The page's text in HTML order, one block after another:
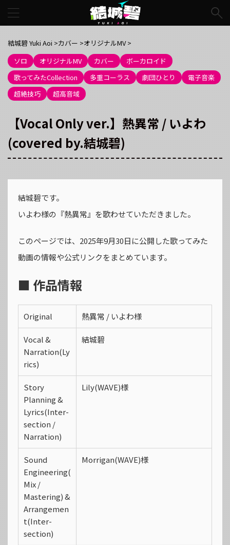
結城碧 Yuki Aoi >カバー >オリジナルMV >
ソロ
オリジナルMV カバー
ボーカロイド
歌ってみたCollection
多重コーラス 劇団ひとり
電子音楽
超絶技巧
超高音域
【Vocal Only ver.】熱異常 / いよわ
(covered by.結城碧)
結城碧です。
いよわ様の『熱異常』を歌わせていただきました。
このページでは、2025年9月30日に公開した歌ってみた
動画の情報や公式リンクをまとめています。
■ 作品情報
Original 熱異常 / いよわ様
Vocal &
Narration(Ly
rics)
結城碧
Story
Planning &
Lyrics(Inter-
section /
Narration)
Lily(WAVE)様
Sound
Engineering(
Mix /
Mastering) &
Arrangemen
t(Inter-
section)
Morrigan(WAVE)様